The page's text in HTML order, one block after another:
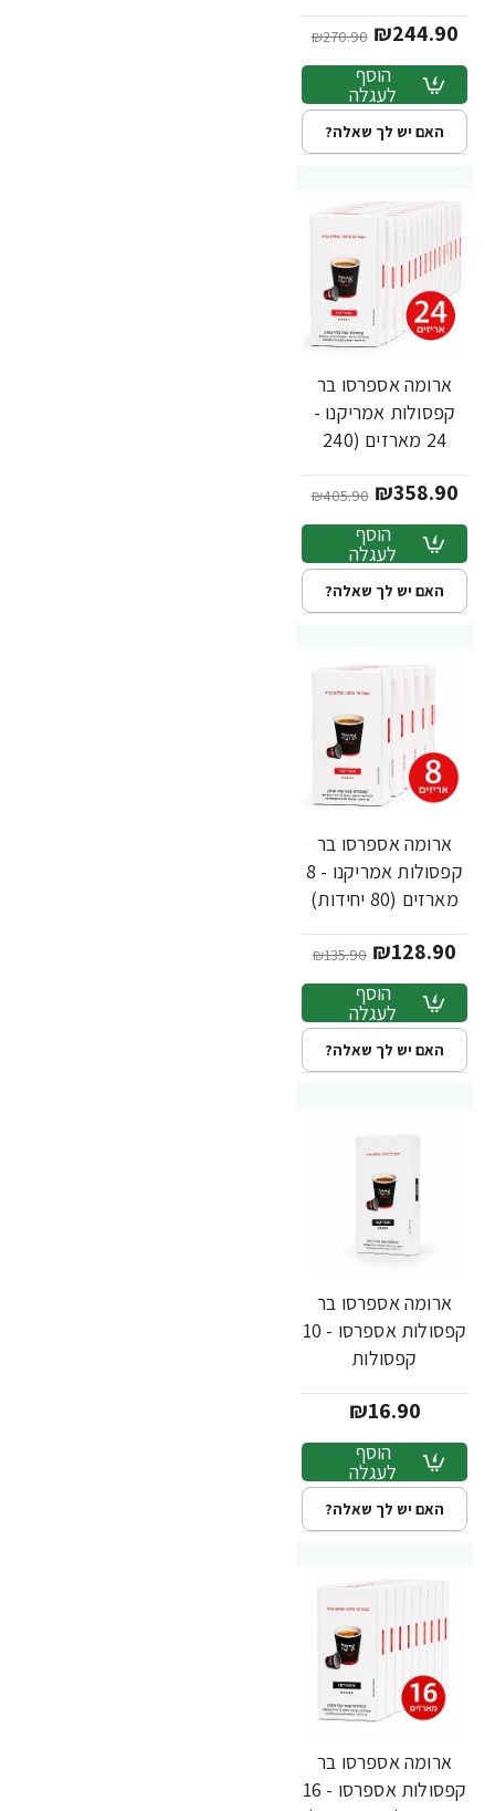
₪244.90
₪270.90
הוסף
לעגלה
האם יש לך שאלה?
חדש
-12%
ארומה אספרסו בר
קפסולות אמריקנו -
24 מארזים (240
₪358.90
₪405.90
הוסף
לעגלה
האם יש לך שאלה?
חדש
-5%
ארומה אספרסו בר
קפסולות אמריקנו - 8
מארזים (80 יחידות)
₪128.90
₪135.90
הוסף
לעגלה
האם יש לך שאלה?
חדש
ארומה אספרסו בר
קפסולות אספרסו - 10
קפסולות
₪16.90
הוסף
לעגלה
האם יש לך שאלה?
חדש
-10%
ארומה אספרסו בר
קפסולות אספרסו - 16